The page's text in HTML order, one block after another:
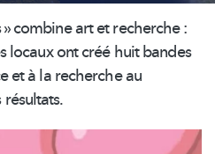
» combine art et recherche :
locaux ont créé huit bandes
et à la recherche au